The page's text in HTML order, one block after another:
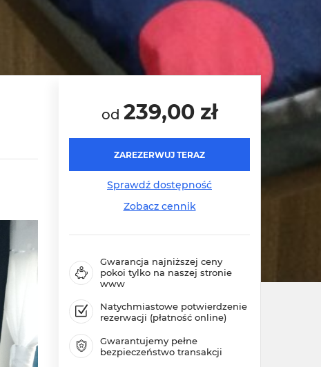
od 239,00 zł
ZAREZERWUJ TERAZ
Sprawdź dostępność
Zobacz cennik
Gwarancja najniższej ceny
pokoi tylko na naszej stronie
www
Natychmiastowe potwierdzenie
rezerwacji (płatność online)
Gwarantujemy pełne
bezpieczeństwo transakcji